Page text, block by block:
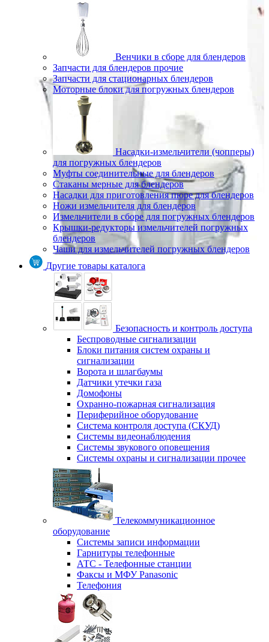
Венчики в сборе для блендеров
Запчасти для блендеров прочие
Запчасти для стационарных блендеров
Моторные блоки для погружных блендеров
Насадки-измельчители (чопперы)
для погружных блендеров
Муфты соединительные для блендеров
Стаканы мерные для блендеров
Насадки для приготовления пюре для блендеров
Ножи измельчителя для блендеров
Измельчители в сборе для погружных блендеров
Крышки-редукторы измельчителей погружных
блендеров
Чаши для измельчителей погружных блендеров
Другие товары каталога
Безопасность и контроль доступа
Беспроводные сигнализации
Блоки питания систем охраны и
сигнализации
Ворота и шлагбаумы
Датчики утечки газа
Домофоны
Охранно-пожарная сигнализация
Периферийное оборудование
Система контроля доступа (СКУД)
Системы видеонаблюдения
Системы звукового оповещения
Системы охраны и сигнализации прочее
Телекоммуникационное
оборудование
Системы записи информации
Гарнитуры телефонные
АТС - Телефонные станции
Факсы и МФУ Panasonic
Телефония